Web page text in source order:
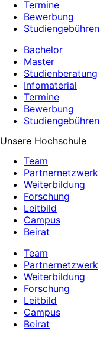
Termine
Bewerbung
Studiengebühren
Bachelor
Master
Studienberatung
Infomaterial
Termine
Bewerbung
Studiengebühren
Unsere Hochschule
Team
Partnernetzwerk
Weiterbildung
Forschung
Leitbild
Campus
Beirat
Team
Partnernetzwerk
Weiterbildung
Forschung
Leitbild
Campus
Beirat